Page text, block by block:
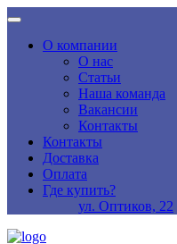
О компании
О нас
Статьи
Наша команда
Вакансии
Контакты
Контакты
Доставка
Оплата
Где купить?
ул. Оптиков, 22